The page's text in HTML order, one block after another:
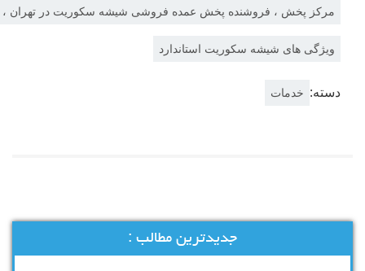
مرکز پخش ، فروشنده پخش عمده فروشی شیشه سکوریت در تهران ، کرج
ویژگی های شیشه سکوریت استاندارد
خدمات
جدیدترین مطالب :